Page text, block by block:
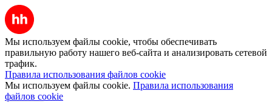
Мы используем файлы cookie, чтобы обеспечивать
правильную работу нашего веб-сайта и анализировать сетевой
трафик.
Правила использования файлов cookie
Мы используем файлы cookie. Правила использования
файлов cookie